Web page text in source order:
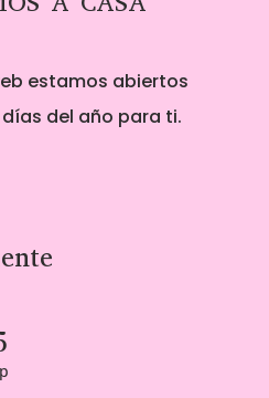
estamos abiertos
del año para ti.